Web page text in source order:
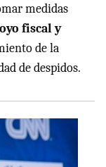
medidas
fiscal y
de la
de despidos.